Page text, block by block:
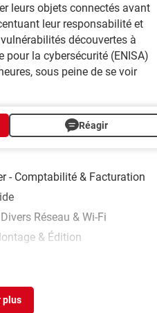
leurs objets connectés avant
leur responsabilité et
découvertes à
pour la cybersécurité (ENISA)
sous peine de se voir
Réagir
- Comptabilité & Facturation
Réseau & Wi-Fi
& Édition